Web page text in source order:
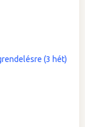
(3 hét)